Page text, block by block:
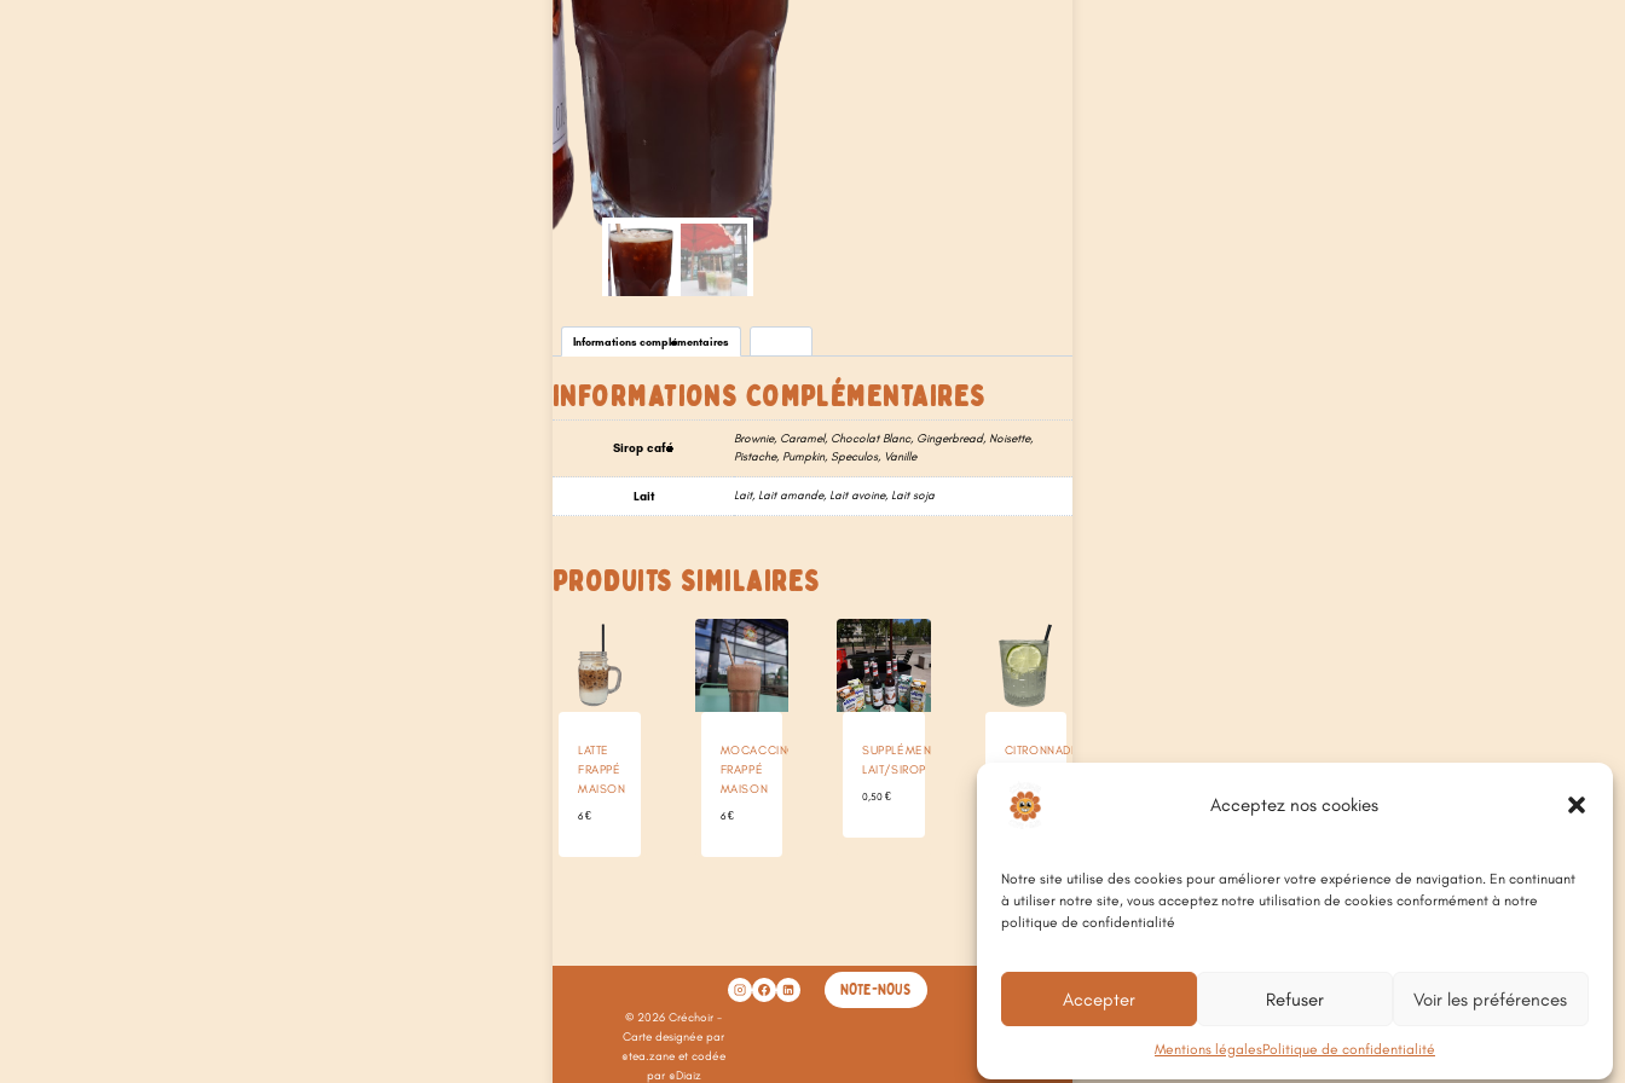
Acceptez nos cookies
Notre site utilise des cookies pour améliorer votre expérience de navigation. En continuant
à utiliser notre site, vous acceptez notre utilisation de cookies conformément à notre
politique de confidentialité
Accepter Refuser Voir les préférences
Mentions légalesPolitique de confidentialité
Informations complémentaires
INFORMATIONS COMPLÉMENTAIRES
Sirop café
Brownie, Caramel, Chocolat Blanc, Gingerbread, Noisette,
Pistache, Pumpkin, Speculos, Vanille
Lait Lait, Lait amande, Lait avoine, Lait soja
PRODUITS SIMILAIRES
LATTE
FRAPPÉ
MAISON
6 €
MOCACCINO
FRAPPÉ
MAISON
6 €
SUPPLÉMENT
LAIT/SIROP
0,50 €
CITRONNADE
3,50€
NOTE-NOUS
© 2026 Créchoir -
Carte designée par
@tea.zane et codée
par @Diaiz